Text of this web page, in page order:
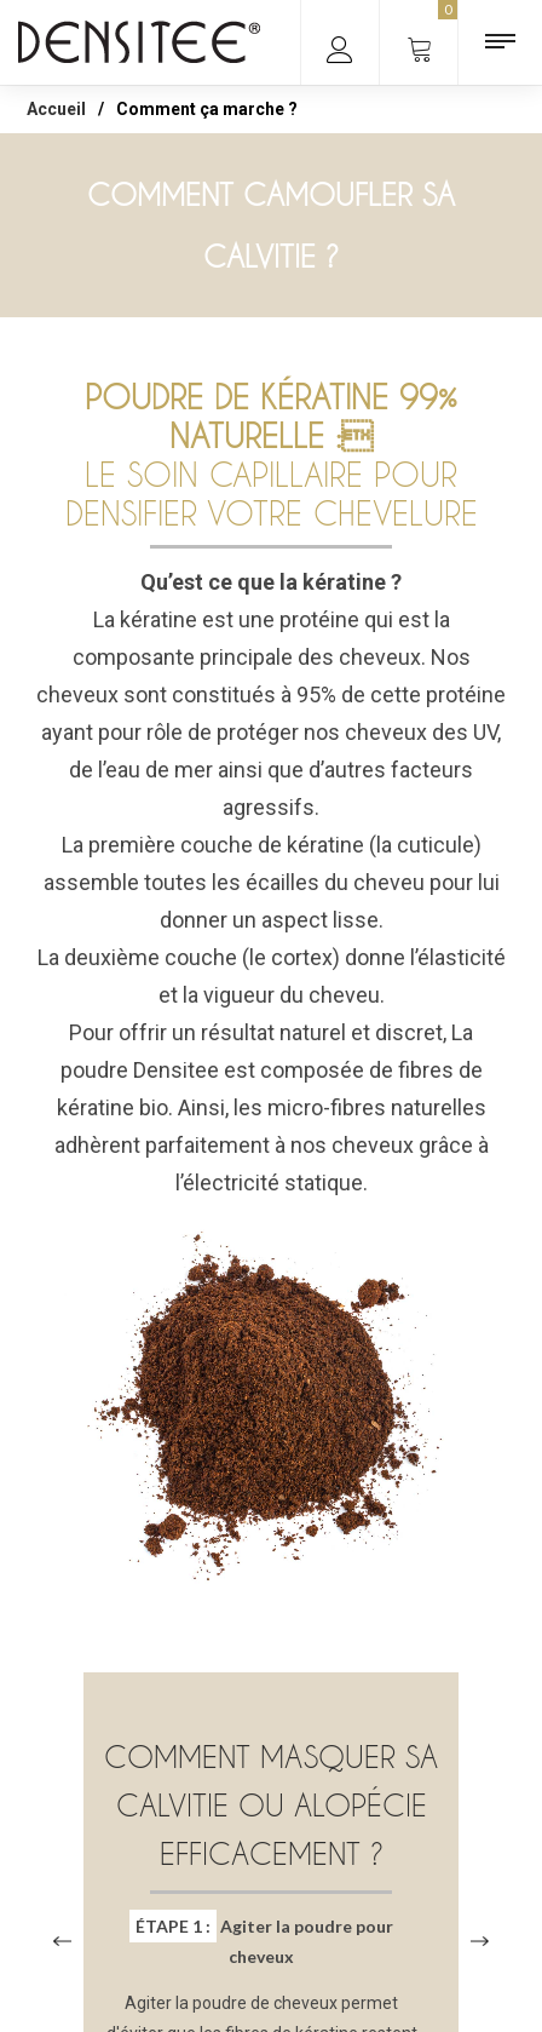
0
Accueil / Comment ça marche ?
COMMENT CAMOUFLER SA
CALVITIE ?
POUDRE DE KÉRATINE 99%
NATURELLE :
LE SOIN CAPILLAIRE POUR
DENSIFIER VOTRE CHEVELURE
Qu’est ce que la kératine ?
La kératine est une protéine qui est la
composante principale des cheveux. Nos
cheveux sont constitués à 95% de cette protéine
ayant pour rôle de protéger nos cheveux des UV,
de l’eau de mer ainsi que d’autres facteurs
agressifs.
La première couche de kératine (la cuticule)
assemble toutes les écailles du cheveu pour lui
donner un aspect lisse.
La deuxième couche (le cortex) donne l’élasticité
et la vigueur du cheveu.
Pour offrir un résultat naturel et discret, La
poudre Densitee est composée de fibres de
kératine bio. Ainsi, les micro-fibres naturelles
adhèrent parfaitement à nos cheveux grâce à
l’électricité statique.
COMMENT MASQUER SA
CALVITIE OU ALOPÉCIE
EFFICACEMENT ?
ÉTAPE 1 : Agiter la poudre pour
cheveux
Agiter la poudre de cheveux permet